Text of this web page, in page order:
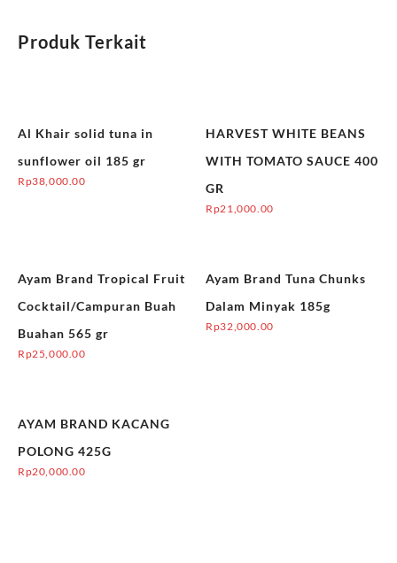
Produk Terkait
Al Khair solid tuna in
sunflower oil 185 gr
Rp38,000.00
HARVEST WHITE BEANS
WITH TOMATO SAUCE 400
GR
Rp21,000.00
Ayam Brand Tropical Fruit
Cocktail/Campuran Buah
Buahan 565 gr
Rp25,000.00
Ayam Brand Tuna Chunks
Dalam Minyak 185g
Rp32,000.00
AYAM BRAND KACANG
POLONG 425G
Rp20,000.00